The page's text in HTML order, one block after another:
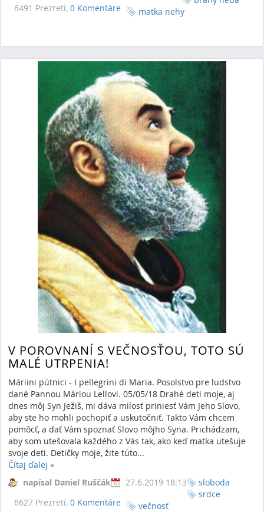
6491 Prezretí, 0 Komentáre
matka nehy
V POROVNANÍ S VEČNOSŤOU, TOTO SÚ
MALÉ UTRPENIA!
Máriini pútnici - I pellegrini di Maria. Posolstvo pre ludstvo
dané Pannou Máriou Lellovi. 05/05/18 Drahé deti moje, aj
dnes môj Syn Ježiš, mi dáva milosť priniesť Vám Jeho Slovo,
aby ste ho mohli pochopiť a uskutočniť. Takto Vám chcem
pomôcť, a dať Vám spoznať Slovo môjho Syna. Prichádzam,
aby som utešovala každého z Vás tak, ako keď matka utešuje
svoje deti. Detičky moje, žite túto...
Čítaj ďalej »
napísal Daniel Ruščák
27.6.2019 18:13
6627 Prezretí, 0 Komentáre
sloboda
srdce
večnosť